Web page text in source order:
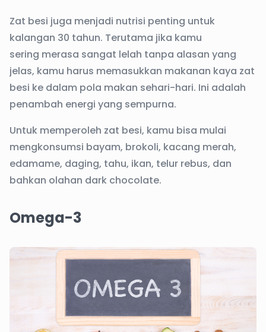
Zat besi juga menjadi nutrisi penting untuk
kalangan 30 tahun. Terutama jika kamu
sering merasa sangat lelah tanpa alasan yang
jelas, kamu harus memasukkan makanan kaya zat
besi ke dalam pola makan sehari-hari. Ini adalah
penambah energi yang sempurna.
Untuk memperoleh zat besi, kamu bisa mulai
mengkonsumsi bayam, brokoli, kacang merah,
edamame, daging, tahu, ikan, telur rebus, dan
bahkan olahan dark chocolate.
Omega-3